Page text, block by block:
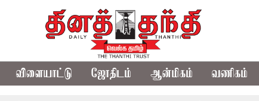
விளையாட்டு ஜோதிடம் ஆன்மிகம் வணிகம்